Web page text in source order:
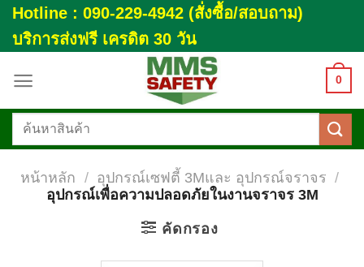
Skip
to
content
Hotline : 090-229-4942 (สั่งซื้อ/สอบถาม)
บริการส่งฟรี เครดิต 30 วัน
0
ค้นหา:
หน้าหลัก / อุปกรณ์เซฟตี้ 3Mและ อุปกรณ์จราจร /
อุปกรณ์เพื่อความปลอดภัยในงานจราจร 3M
คัดกรอง